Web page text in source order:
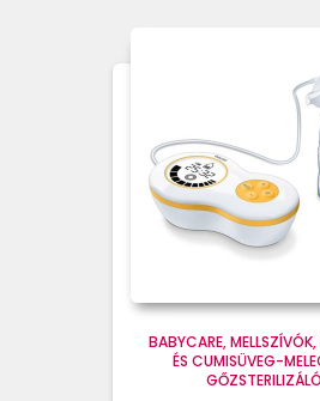
BABYCARE
ÉS CUMISÜVEG-